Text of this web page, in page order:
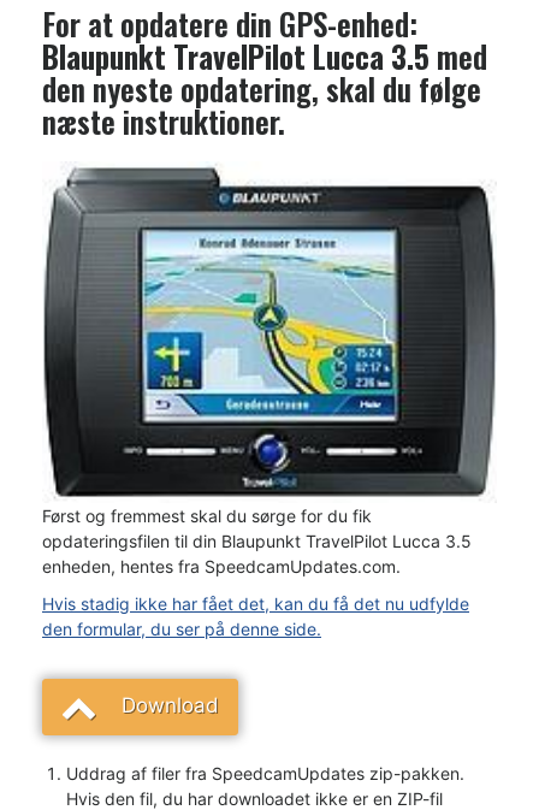
For at opdatere din GPS-enhed:
Blaupunkt TravelPilot Lucca 3.5 med
den nyeste opdatering, skal du følge
næste instruktioner.
Først og fremmest skal du sørge for du fik
opdateringsfilen til din Blaupunkt TravelPilot Lucca 3.5
enheden, hentes fra SpeedcamUpdates.com.
Hvis stadig ikke har fået det, kan du få det nu udfylde
den formular, du ser på denne side.
Download
Uddrag af filer fra SpeedcamUpdates zip-pakken.
Hvis den fil, du har downloadet ikke er en ZIP-fil